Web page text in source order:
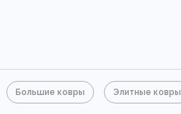
Большие ковры Элитные ковры